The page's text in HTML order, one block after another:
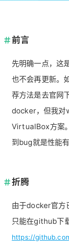
前言
先明确一点，这
也不会再更新。
荐方法是去官网
docker，但我对
VirtualBox方案
到bug就是性能
折腾
由于docker官方
只能在github下
https://